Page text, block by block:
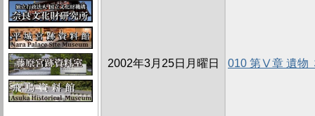
2002年3月25日月曜日 010 第Ⅴ章 遺物